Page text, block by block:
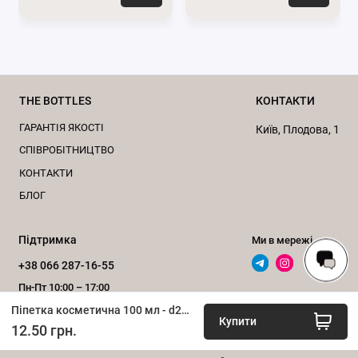
Піпетка косметична 100 мл - d20 мм (чорна-золото)
12.50 грн.
Купити
Великий вибір косметичних піпеток за вигідною ціною
телефоном0662871655або пишіть нам у
месенджери
Підписуйтесь на наші офіційні сторінки
вТелеграмтаInstagram
THE BOTTLES
ГАРАНТІЯ ЯКОСТІ
CПІВРОБІТНИЦТВО
КОНТАКТИ
БЛОГ
КОНТАКТИ
Київ, Плодова, 1
Підтримка
+38 066 287-16-55
Пн-Пт 10:00 – 17:00
Зворотний дзвінок
Ми в мережі